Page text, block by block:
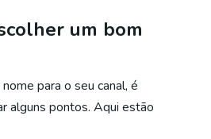
um bom
para o seu canal, é
alguns pontos. Aqui estão